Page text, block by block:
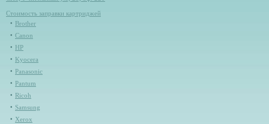
Стоимость заправки картриджей
Brother
Canon
HP
Kyocera
Panasonic
Pantum
Ricoh
Samsung
Xerox